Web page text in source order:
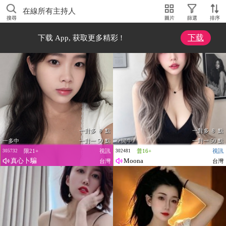
搜尋
在線所有主持人
圖片 篩選 排序
下载 App, 获取更多精彩 ! 下载
一多中
一對多 8 點
一對一 50 點
限21+
視訊
305732
真心卜騙 台灣
空閒中
一對多 8 點
一對一 50 點
普16+
視訊
302481
Moona 台灣